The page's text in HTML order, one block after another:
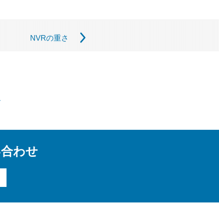
を第三者に委託する場合があり
密保持契約を締結します。委託
加、削除」「利用又は提供の
ください。
頂けない個人情報の種類によっ
NVRの重さ
わせ